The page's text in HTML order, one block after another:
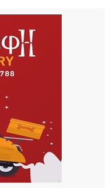
στον Παλαιό
επισκευής αγωγού
τη θέση
–